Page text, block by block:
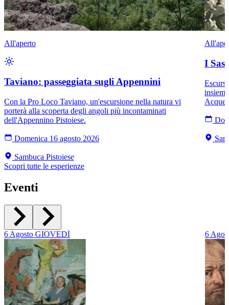
All'aperto
Taviano: passeggiata sugli Appennini
Con la Pro Loco Taviano, un'escursione nella natura vi
porterà alla scoperta degli angoli più incontaminati
dell'Appennino Pistoiese.
Domenica 16 agosto 2026
Sambuca Pistoiese
I
Scopri tutte le esperienze
Eventi
6Agosto GIOVEDÌ 6